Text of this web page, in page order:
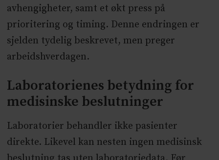
avhengigheter, samt et økt press på
prioritering og timing. Denne endringen er
sjelden tydelig beskrevet, men preger
arbeidshverdagen.
Laboratorienes betydning for
medisinske beslutninger
Laboratorier behandler ikke pasienter
direkte. Likevel kan nesten ingen medisinsk